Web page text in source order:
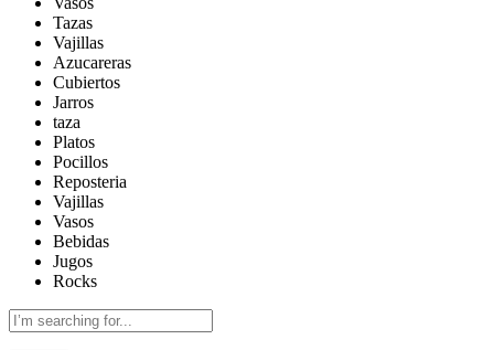
Tazas
Vajillas
Azucareras
Cubiertos
Jarros
taza
Platos
Pocillos
Reposteria
Vajillas
Vasos
Bebidas
Jugos
Rocks